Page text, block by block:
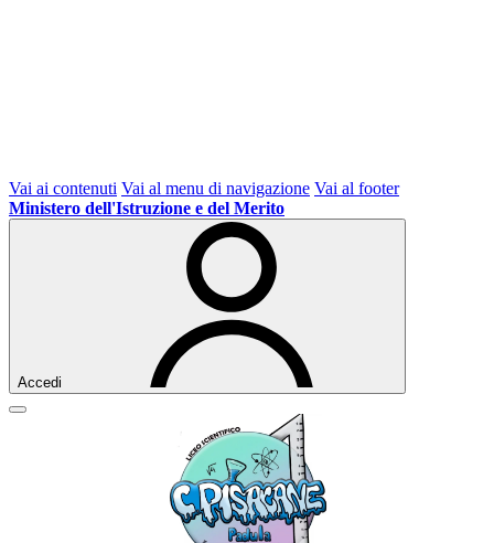
Vai ai contenuti Vai al menu di navigazione Vai al footer
Ministero dell'Istruzione e del Merito
Accedi